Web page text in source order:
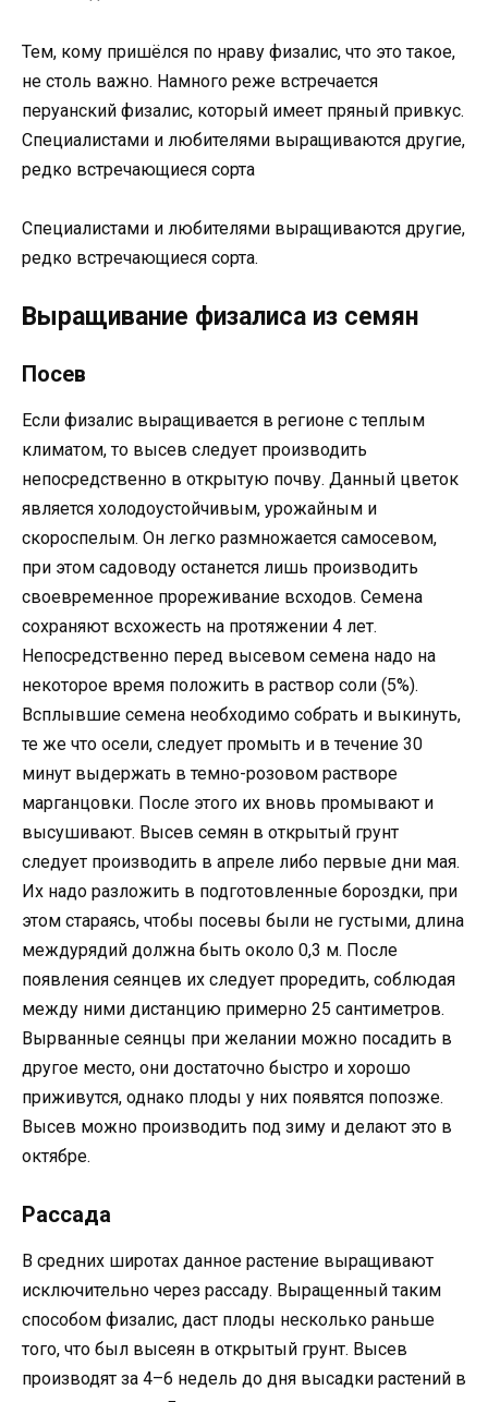
Тем, кому пришёлся по нраву физалис, что это такое,
не столь важно. Намного реже встречается
перуанский физалис, который имеет пряный привкус.
Специалистами и любителями выращиваются другие,
редко встречающиеся сорта
Специалистами и любителями выращиваются другие,
редко встречающиеся сорта.
Выращивание физалиса из семян
Посев
Если физалис выращивается в регионе с теплым
климатом, то высев следует производить
непосредственно в открытую почву. Данный цветок
является холодоустойчивым, урожайным и
скороспелым. Он легко размножается самосевом,
при этом садоводу останется лишь производить
своевременное прореживание всходов. Семена
сохраняют всхожесть на протяжении 4 лет.
Непосредственно перед высевом семена надо на
некоторое время положить в раствор соли (5%).
Всплывшие семена необходимо собрать и выкинуть,
те же что осели, следует промыть и в течение 30
минут выдержать в темно-розовом растворе
марганцовки. После этого их вновь промывают и
высушивают. Высев семян в открытый грунт
следует производить в апреле либо первые дни мая.
Их надо разложить в подготовленные бороздки, при
этом стараясь, чтобы посевы были не густыми, длина
междурядий должна быть около 0,3 м. После
появления сеянцев их следует проредить, соблюдая
между ними дистанцию примерно 25 сантиметров.
Вырванные сеянцы при желании можно посадить в
другое место, они достаточно быстро и хорошо
приживутся, однако плоды у них появятся попозже.
Высев можно производить под зиму и делают это в
октябре.
Рассада
В средних широтах данное растение выращивают
исключительно через рассаду. Выращенный таким
способом физалис, даст плоды несколько раньше
того, что был высеян в открытый грунт. Высев
производят за 4–6 недель до дня высадки растений в